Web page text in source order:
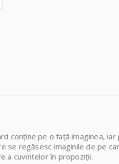
conține pe o față imaginea,
regăsesc imaginile de pe
a cuvintelor în propoziții.